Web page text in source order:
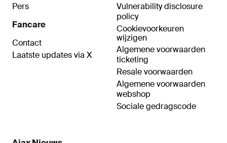
Pers
Fancare
Contact
Laatste updates via X
Vulnerability disclosure
policy
Cookievoorkeuren
wijzigen
Algemene voorwaarden
ticketing
Resale voorwaarden
Algemene voorwaarden
webshop
Sociale gedragscode